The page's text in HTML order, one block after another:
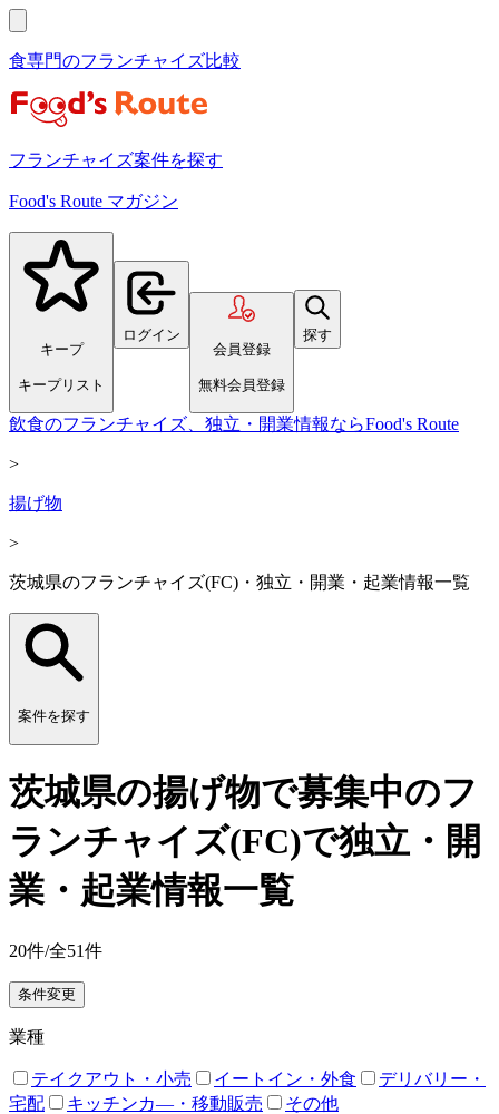
食専門のフランチャイズ比較
フランチャイズ案件を探す
Food's Route マガジン
キープ
キープリスト
ログイン
会員登録
無料会員登録
探す
飲食のフランチャイズ、独立・開業情報ならFood's Route
>
揚げ物
>
茨城県のフランチャイズ(FC)・独立・開業・起業情報一覧
案件を探す
茨城県の揚げ物で募集中のフ
ランチャイズ(FC)で独立・開
業・起業情報一覧
20件/全51件
条件変更
業種
テイクアウト・小売 イートイン・外食
デリバリー・
宅配
キッチンカ―・移動販売 その他